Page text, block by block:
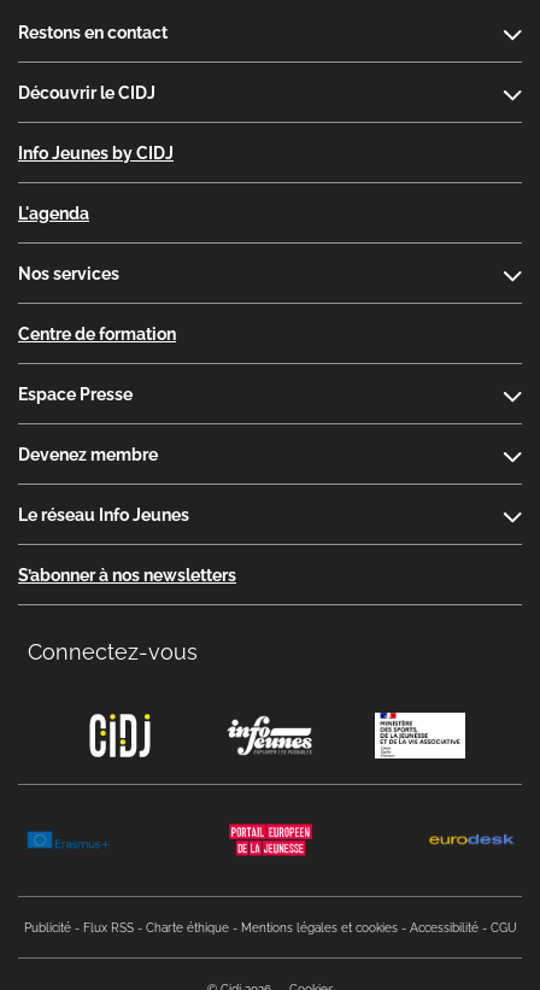
Restons en contact
Découvrir le CIDJ
Info Jeunes by CIDJ
L'agenda
Nos services
Centre de formation
Espace Presse
Devenez membre
Le réseau Info Jeunes
S’abonner à nos newsletters
Connectez-vous
Publicité
Flux RSS Charte éthique Mentions légales et cookies Accessibilité CGU